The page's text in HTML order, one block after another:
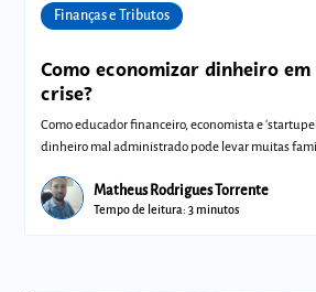
Finanças e Tributos
Como economizar dinheiro
crise?
Como educador financeiro, economista e
dinheiro mal administrado pode levar muitas
Matheus Rodrigues Torrente
Tempo de leitura: 3 minutos